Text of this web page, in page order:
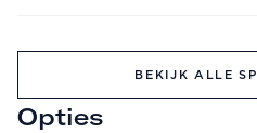
BEKIJK ALLE
Opties